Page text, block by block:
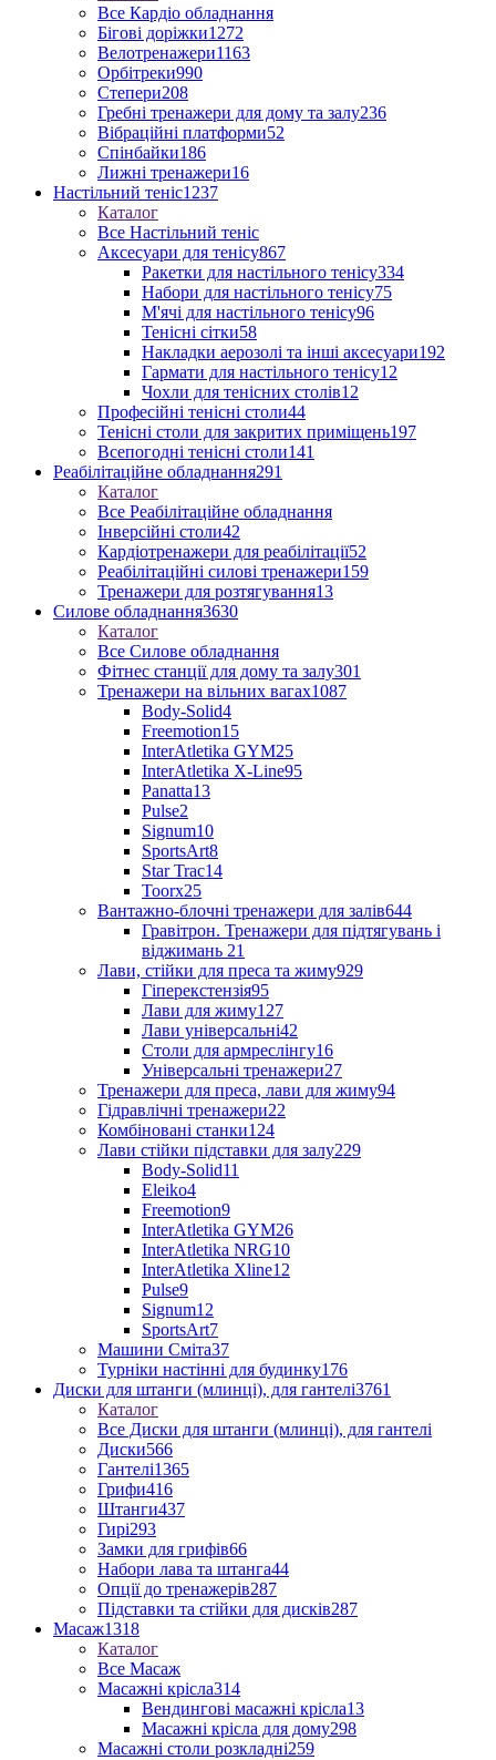
Все Кардіо обладнання
Бігові доріжки1272
Велотренажери1163
Орбітреки990
Степери208
Гребні тренажери для дому та залу236
Вібраційні платформи52
Спінбайки186
Лижні тренажери16
Настільний теніс1237
Каталог
Все Настільний теніс
Аксесуари для тенісу867
Ракетки для настільного тенісу334
Набори для настільного тенісу75
М'ячі для настільного тенісу96
Тенісні сітки58
Накладки аерозолі та інші аксесуари192
Гармати для настільного тенісу12
Чохли для тенісних столів12
Професійні тенісні столи44
Тенісні столи для закритих приміщень197
Всепогодні тенісні столи141
Реабілітаційне обладнання291
Каталог
Все Реабілітаційне обладнання
Інверсійні столи42
Кардіотренажери для реабілітації52
Реабілітаційні силові тренажери159
Тренажери для розтягування13
Силове обладнання3630
Каталог
Все Силове обладнання
Фітнес станції для дому та залу301
Тренажери на вільних вагах1087
Body-Solid4
Freemotion15
InterAtletika GYM25
InterAtletika X-Line95
Panatta13
Pulse2
Signum10
SportsArt8
Star Trac14
Toorx25
Вантажно-блочні тренажери для залів644
Гравітрон. Тренажери для підтягувань і
віджимань 21
Лави, стійки для преса та жиму929
Гіперекстензія95
Лави для жиму127
Лави універсальні42
Столи для армреслінгу16
Універсальні тренажери27
Тренажери для преса, лави для жиму94
Гідравлічні тренажери22
Комбіновані станки124
Лави стійки підставки для залу229
Body-Solid11
Eleiko4
Freemotion9
InterAtletika GYM26
InterAtletika NRG10
InterAtletika Xline12
Pulse9
Signum12
SportsArt7
Машини Сміта37
Турніки настінні для будинку176
Диски для штанги (млинці), для гантелі3761
Каталог
Все Диски для штанги (млинці), для гантелі
Диски566
Гантелі1365
Грифи416
Штанги437
Гирі293
Замки для грифів66
Набори лава та штанга44
Опції до тренажерів287
Підставки та стійки для дисків287
Масаж1318
Каталог
Все Масаж
Масажні крісла314
Вендингові масажні крісла13
Масажні крісла для дому298
Масажні столи розкладні259